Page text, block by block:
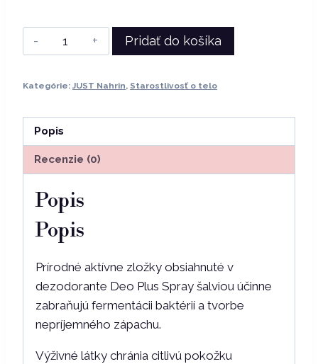
množstvo
Just
Dezodorant
Classic
75
Pridať do košíka
Kategórie: JUST Nahrin, Starostlivosť o telo
Popis
Recenzie (0)
Popis
Popis
Prírodné aktívne zložky obsiahnuté v
dezodorante Deo Plus Spray šalviou účinne
zabraňujú fermentácii baktérií a tvorbe
nepríjemného zápachu.
Výživné látky chránia citlivú pokožku